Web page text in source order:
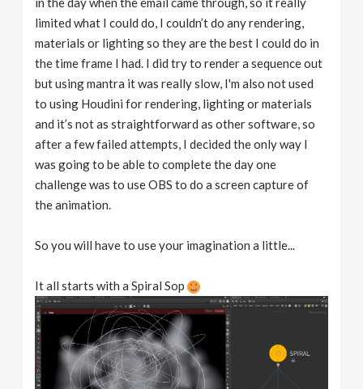
limited what I could do, I couldn’t do any rendering,
materials or lighting so they are the best I could do in
the time frame I had. I did try to render a sequence out
but using mantra it was really slow, I'm also not used
to using Houdini for rendering, lighting or materials
and it’s not as straightforward as other software, so
after a few failed attempts, I decided the only way I
was going to be able to complete the day one
challenge was to use OBS to do a screen capture of
the animation.
So you will have to use your imagination a little...
It all starts with a Spiral Sop